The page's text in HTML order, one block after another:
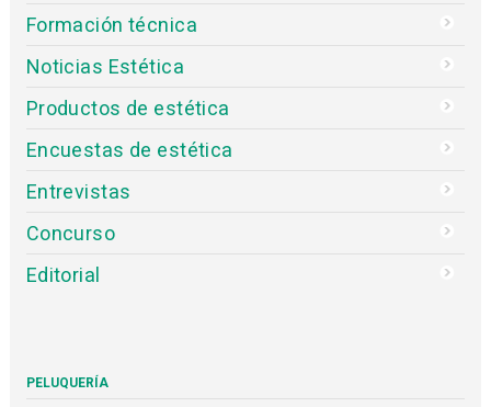
Formación técnica
Noticias Estética
Productos de estética
Encuestas de estética
Entrevistas
Concurso
Editorial
PELUQUERÍA